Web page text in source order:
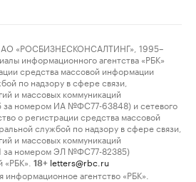
«РОСБИЗНЕСКОНСАЛТИНГ», 1995–
информационного агентства «РБК»
средства массовой информации
по надзору в сфере связи,
и массовых коммуникаций
за номером ИА №ФС77-63848) и сетевого
о регистрации средства массовой
службой по надзору в сфере связи,
и массовых коммуникаций
за номером ЭЛ №ФС77-82385)
18+ letters@rbc.ru
информационное агентство «РБК».